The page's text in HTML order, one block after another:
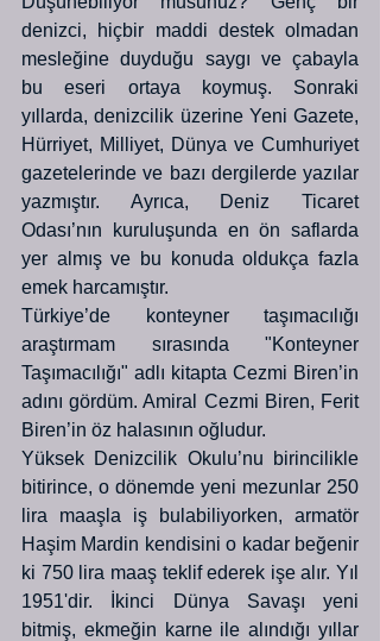
denizci, hiçbir maddi destek olmadan
mesleğine duyduğu saygı ve çabayla
bu eseri ortaya koymuş. Sonraki
yıllarda, denizcilik üzerine Yeni Gazete,
Hürriyet, Milliyet, Dünya ve Cumhuriyet
gazetelerinde ve bazı dergilerde yazılar
yazmıştır. Ayrıca, Deniz Ticaret
Odası’nın kuruluşunda en ön saflarda
yer almış ve bu konuda oldukça fazla
emek harcamıştır.
Türkiye’de konteyner taşımacılığı
araştırmam sırasında "Konteyner
Taşımacılığı" adlı kitapta Cezmi Biren’in
adını gördüm. Amiral Cezmi Biren, Ferit
Biren’in öz halasının oğludur.
Yüksek Denizcilik Okulu’nu birincilikle
bitirince, o dönemde yeni mezunlar 250
lira maaşla iş bulabiliyorken, armatör
Haşim Mardin kendisini o kadar beğenir
ki 750 lira maaş teklif ederek işe alır. Yıl
1951'dir. İkinci Dünya Savaşı yeni
bitmiş, ekmeğin karne ile alındığı yıllar